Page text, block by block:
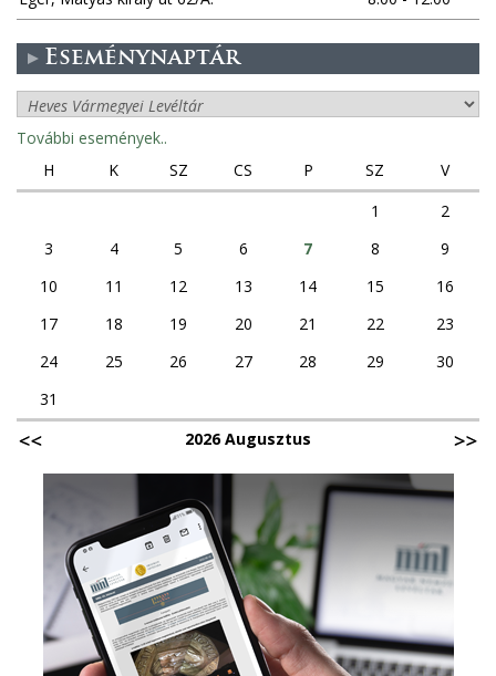
k
Eseménynaptár
További események..
H
K SZ CS P SZ
V
1
2
3
4 5 6 7 8
9
10
11 12 13 14 15
16
17
18 19 20 21 22
23
24
25 26 27 28 29
30
31
2026 Augusztus